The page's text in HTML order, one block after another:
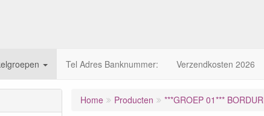
Tel Adres Banknummer: Verzendkosten 2026
Home Producten ***GROEP 01***